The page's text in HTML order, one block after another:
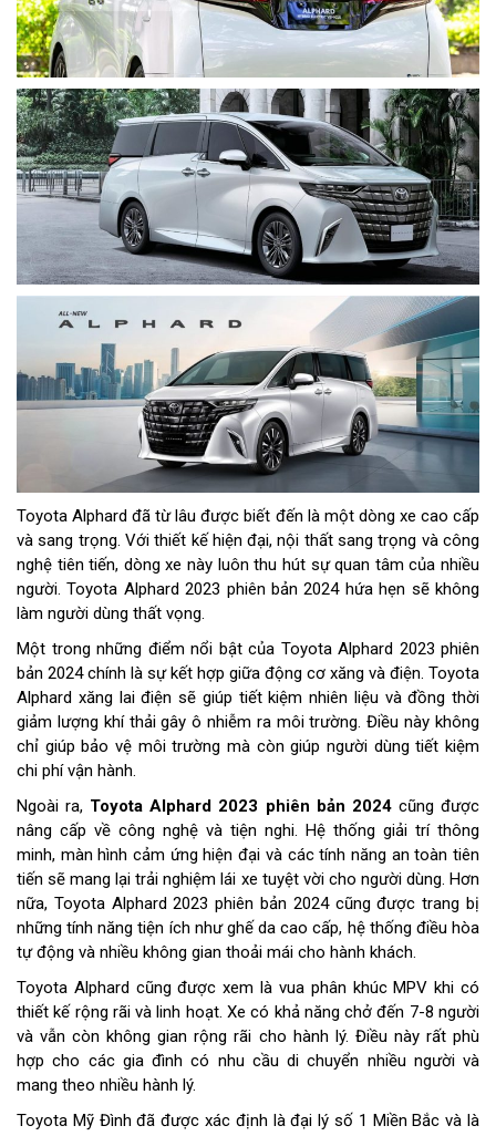
Toyota Alphard đã từ lâu được biết đến là một dòng xe cao cấp
và sang trọng. Với thiết kế hiện đại, nội thất sang trọng và công
nghệ tiên tiến, dòng xe này luôn thu hút sự quan tâm của nhiều
người. Toyota Alphard 2023 phiên bản 2024 hứa hẹn sẽ không
làm người dùng thất vọng.
Một trong những điểm nổi bật của Toyota Alphard 2023 phiên
bản 2024 chính là sự kết hợp giữa động cơ xăng và điện. Toyota
Alphard xăng lai điện sẽ giúp tiết kiệm nhiên liệu và đồng thời
giảm lượng khí thải gây ô nhiễm ra môi trường. Điều này không
chỉ giúp bảo vệ môi trường mà còn giúp người dùng tiết kiệm
chi phí vận hành.
Ngoài ra, Toyota Alphard 2023 phiên bản 2024cũng được
nâng cấp về công nghệ và tiện nghi. Hệ thống giải trí thông
minh, màn hình cảm ứng hiện đại và các tính năng an toàn tiên
tiến sẽ mang lại trải nghiệm lái xe tuyệt vời cho người dùng. Hơn
nữa, Toyota Alphard 2023 phiên bản 2024 cũng được trang bị
những tính năng tiện ích như ghế da cao cấp, hệ thống điều hòa
tự động và nhiều không gian thoải mái cho hành khách.
Toyota Alphard cũng được xem là vua phân khúc MPV khi có
thiết kế rộng rãi và linh hoạt. Xe có khả năng chở đến 7-8 người
và vẫn còn không gian rộng rãi cho hành lý. Điều này rất phù
hợp cho các gia đình có nhu cầu di chuyển nhiều người và
mang theo nhiều hành lý.
Toyota Mỹ Đình đã được xác định là đại lý số 1 Miền Bắc và là